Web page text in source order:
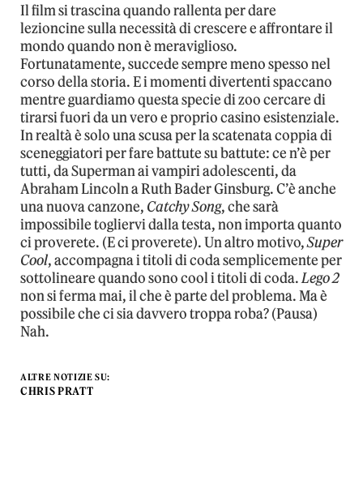
Il film si trascina quando rallenta per dare
lezioncine sulla necessità di crescere e affrontare il
mondo quando non è meraviglioso.
Fortunatamente, succede sempre meno spesso nel
corso della storia. E i momenti divertenti spaccano
mentre guardiamo questa specie di zoo cercare di
tirarsi fuori da un vero e proprio casino esistenziale.
In realtà è solo una scusa per la scatenata coppia di
sceneggiatori per fare battute su battute: ce n’è per
tutti, da Superman ai vampiri adolescenti, da
Abraham Lincoln a Ruth Bader Ginsburg. C’è anche
una nuova canzone, Catchy Song, che sarà
impossibile togliervi dalla testa, non importa quanto
ci proverete. (E ci proverete). Un altro motivo,Super
Cool, accompagna i titoli di coda semplicemente per
sottolineare quando sono cool i titoli di coda.Lego 2
non si ferma mai, il che è parte del problema. Ma è
possibile che ci sia davvero troppa roba? (Pausa)
Nah.
ALTRE NOTIZIE SU:
CHRIS PRATT